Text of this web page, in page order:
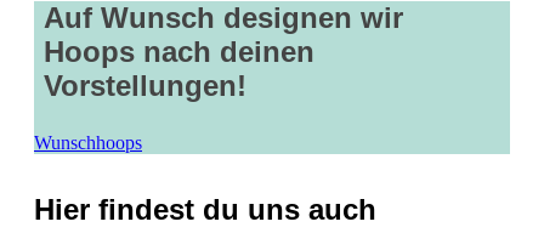
Auf Wunsch designen wir
Hoops nach deinen
Vorstellungen!
Wunschhoops
Hier findest du uns auch